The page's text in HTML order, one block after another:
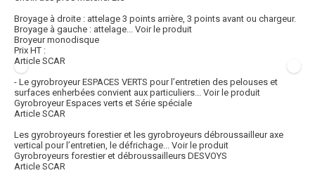
Broyage à droite : attelage 3 points arrière, 3 points avant ou chargeur.
Broyage à gauche : attelage... Voir le produit
Broyeur monodisque
Prix HT :
Article SCAR
- Le gyrobroyeur ESPACES VERTS pour l’entretien des pelouses et
surfaces enherbées convient aux particuliers... Voir le produit
Gyrobroyeur Espaces verts et Série spéciale
Article SCAR
Les gyrobroyeurs forestier et les gyrobroyeurs débroussailleur axe
vertical pour l’entretien, le défrichage... Voir le produit
Gyrobroyeurs forestier et débroussailleurs DESVOYS
Article SCAR